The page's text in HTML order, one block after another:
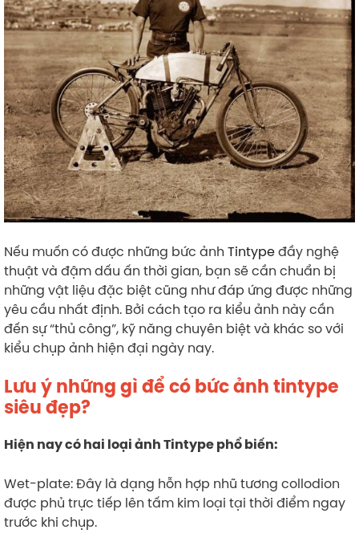
Nếu muốn có được những bức ảnh Tintypeđầy nghệ
thuật và đậm dấu ấn thời gian, bạn sẽ cần chuẩn bị
những vật liệu đặc biệt cũng như đáp ứng được những
yêu cầu nhất định. Bởi cách tạo ra kiểu ảnh này cần
đến sự “thủ công”, kỹ năng chuyên biệt và khác so với
kiểu chụp ảnh hiện đại ngày nay.
Lưu ý những gì để có bức ảnh tintype
siêu đẹp?
Hiện nay có hai loại ảnh Tintype phổ biến:
Wet-plate: Đây là dạng hỗn hợp nhũ tương collodion
được phủ trực tiếp lên tấm kim loại tại thời điểm ngay
trước khi chụp.